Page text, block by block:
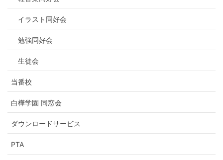
イラスト同好会
勉強同好会
生徒会
当番校
白樺学園 同窓会
ダウンロードサービス
PTA